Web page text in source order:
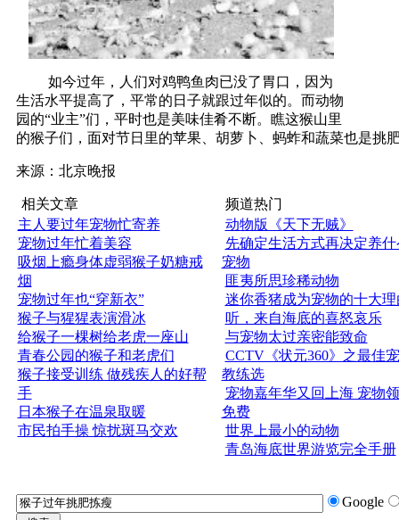
如今过年，人们对鸡鸭鱼肉已没了胃口，因为
生活水平提高了，平常的日子就跟过年似的。而动物
园的“业主”们，平时也是美味佳肴不断。瞧这猴山里
的猴子们，面对节日里的苹果、胡萝卜、蚂蚱和蔬菜也是
来源：北京晚报
相关文章
主人要过年宠物忙寄养
宠物过年忙着美容
吸烟上瘾身体虚弱猴子奶糖戒
烟
宠物过年也“穿新衣”
猴子与猩猩表演滑冰
给猴子一棵树给老虎一座山
青春公园的猴子和老虎们
猴子接受训练 做残疾人的好帮
手
日本猴子在温泉取暖
市民拍手操 惊扰斑马交欢
频道热门
动物版《天下无贼》
先确定生活方式再决定养什
宠物
匪夷所思珍稀动物
迷你香猪成为宠物的十大理
听，来自海底的喜怒哀乐
与宠物太过亲密能致命
CCTV《状元360》之最佳
教练选
宠物嘉年华又回上海 宠物
免费
世界上最小的动物
青岛海底世界游览完全手册
Google